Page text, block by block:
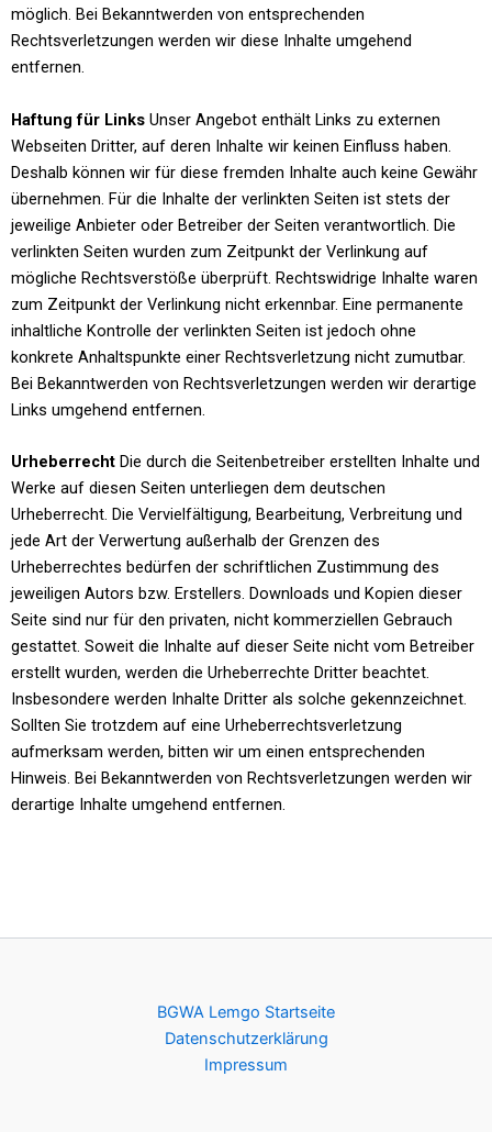
möglich. Bei Bekanntwerden von entsprechenden
Rechtsverletzungen werden wir diese Inhalte umgehend
entfernen.
Haftung für Links Unser Angebot enthält Links zu externen
Webseiten Dritter, auf deren Inhalte wir keinen Einfluss haben.
Deshalb können wir für diese fremden Inhalte auch keine Gewähr
übernehmen. Für die Inhalte der verlinkten Seiten ist stets der
jeweilige Anbieter oder Betreiber der Seiten verantwortlich. Die
verlinkten Seiten wurden zum Zeitpunkt der Verlinkung auf
mögliche Rechtsverstöße überprüft. Rechtswidrige Inhalte waren
zum Zeitpunkt der Verlinkung nicht erkennbar. Eine permanente
inhaltliche Kontrolle der verlinkten Seiten ist jedoch ohne
konkrete Anhaltspunkte einer Rechtsverletzung nicht zumutbar.
Bei Bekanntwerden von Rechtsverletzungen werden wir derartige
Links umgehend entfernen.
Urheberrecht Die durch die Seitenbetreiber erstellten Inhalte und
Werke auf diesen Seiten unterliegen dem deutschen
Urheberrecht. Die Vervielfältigung, Bearbeitung, Verbreitung und
jede Art der Verwertung außerhalb der Grenzen des
Urheberrechtes bedürfen der schriftlichen Zustimmung des
jeweiligen Autors bzw. Erstellers. Downloads und Kopien dieser
Seite sind nur für den privaten, nicht kommerziellen Gebrauch
gestattet. Soweit die Inhalte auf dieser Seite nicht vom Betreiber
erstellt wurden, werden die Urheberrechte Dritter beachtet.
Insbesondere werden Inhalte Dritter als solche gekennzeichnet.
Sollten Sie trotzdem auf eine Urheberrechtsverletzung
aufmerksam werden, bitten wir um einen entsprechenden
Hinweis. Bei Bekanntwerden von Rechtsverletzungen werden wir
derartige Inhalte umgehend entfernen.
BGWA Lemgo Startseite
Datenschutzerklärung
Impressum